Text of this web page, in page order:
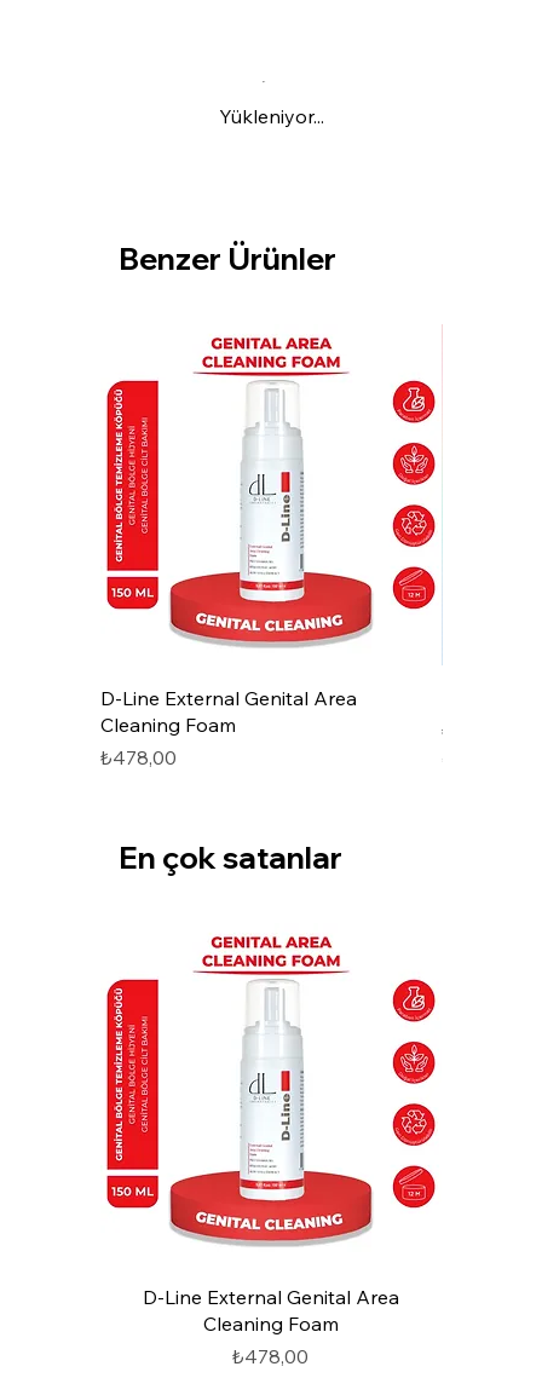
Yükleniyor...
En çok satanlar
Hızlı Bakış
D-Line External Genital Area
Cleaning Foam
Fiyat
₺478,00
Benzer Ürünler
Hızlı Bakış
D-Line External Genital Area
Cleaning Foam
Fiyat
₺478,00
Fiyat
₺549,00
₺549,00